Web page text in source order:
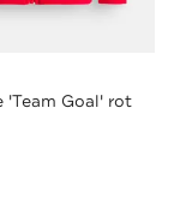
'Team Goal' rot